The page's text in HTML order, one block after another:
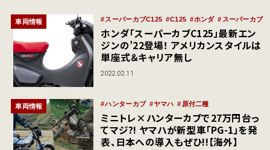
車両情報 スーパーカブC125 C125 ホンダ スーパーカブ
ホンダ「スーパーカブC125」最新エン
ジンの’22登場！ アメリカンスタイルは
単座式＆キャリア無し
2022.02.11
車両情報 ハンターカブ ヤマハ 原付二種
ミニトレ×ハンターカブで27万円台っ
てマジ?! ヤマハが新型車「PG-1」を発
表、日本への導入もぜひ!!【海外】